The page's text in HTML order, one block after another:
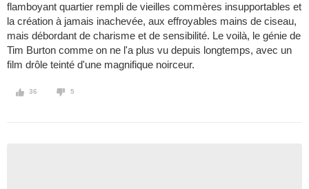
flamboyant quartier rempli de vieilles commères insupportables et
la création à jamais inachevée, aux effroyables mains de ciseau,
mais débordant de charisme et de sensibilité. Le voilà, le génie de
Tim Burton comme on ne l'a plus vu depuis longtemps, avec un
film drôle teinté d'une magnifique noirceur.
36 5